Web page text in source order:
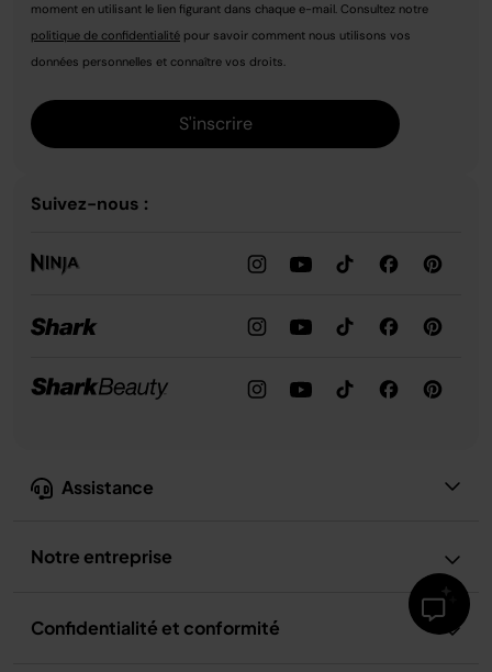
Assistance
Notre entreprise
Confidentialité et conformité
moment en utilisant le lien figurant dans chaque e-mail. Consultez notre
politique de confidentialité pour savoir comment nous utilisons vos
données personnelles et connaître vos droits.
S'inscrire
Suivez-nous :